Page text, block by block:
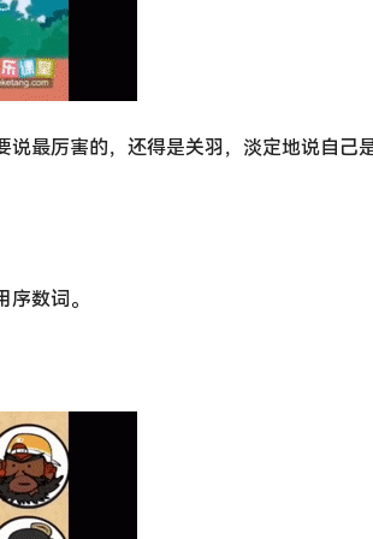
最厉害的，还得是关羽，淡定地说自己
数词。